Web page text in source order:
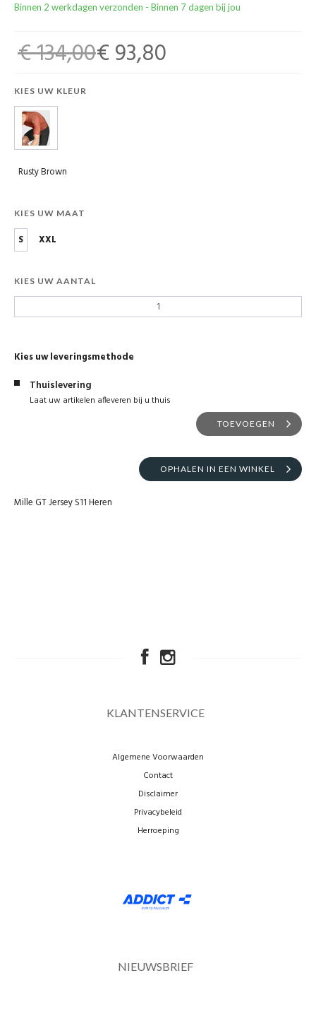
Binnen 2 werkdagen verzonden - Binnen 7 dagen bij jou
€ 134,00€ 93,80
KIES UW KLEUR
Rusty Brown
KIES UW MAAT
S XXL
KIES UW AANTAL
Kies uw leveringsmethode
Thuislevering
Laat uw artikelen afleveren bij u thuis
TOEVOEGEN
OPHALEN IN EEN WINKEL
Mille GT Jersey S11 Heren
KLANTENSERVICE
Algemene Voorwaarden
Contact
Disclaimer
Privacybeleid
Herroeping
NIEUWSBRIEF